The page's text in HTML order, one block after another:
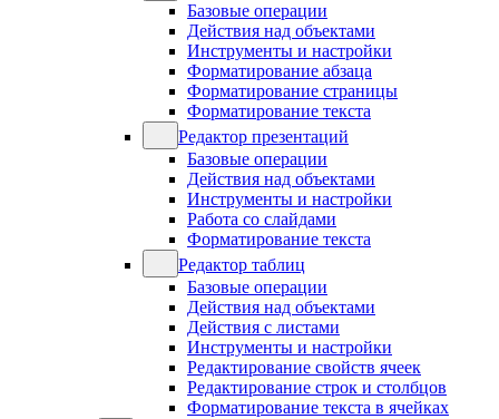
Базовые операции
Действия над объектами
Инструменты и настройки
Форматирование абзаца
Форматирование страницы
Форматирование текста
Редактор презентаций
Базовые операции
Действия над объектами
Инструменты и настройки
Работа со слайдами
Форматирование текста
Редактор таблиц
Базовые операции
Действия над объектами
Действия с листами
Инструменты и настройки
Редактирование свойств ячеек
Редактирование строк и столбцов
Форматирование текста в ячейках